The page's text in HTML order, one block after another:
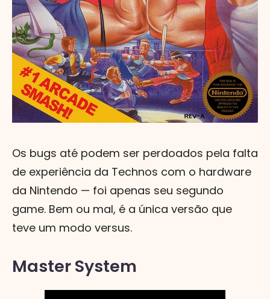
Os bugs até podem ser perdoados pela falta
de experiência da Technos com o hardware
da Nintendo — foi apenas seu segundo
game. Bem ou mal, é a única versão que
teve um modo versus.
Master System